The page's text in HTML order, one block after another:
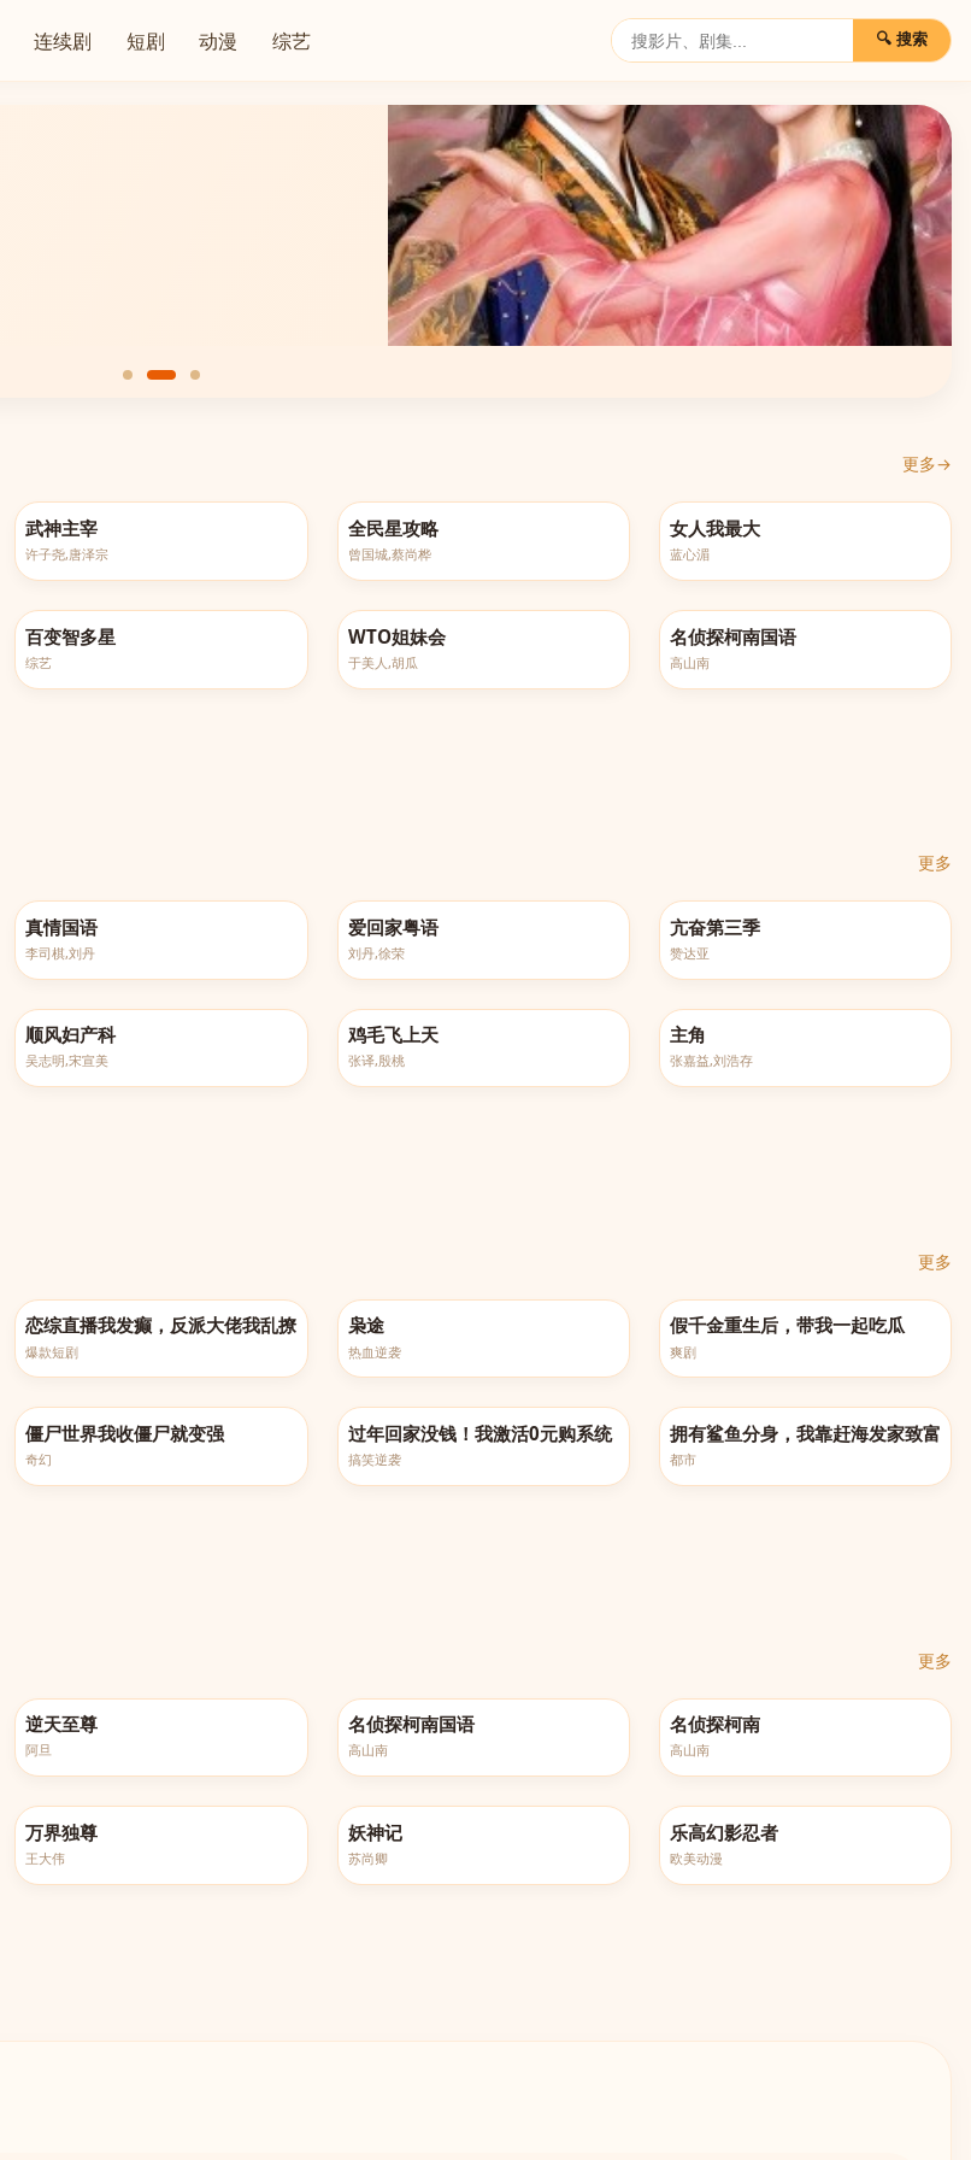
连续剧 短剧 动漫 综艺 🔍 搜索
更多→
武神主宰
许子尧,唐泽宗
全民星攻略
曾国城,蔡尚桦
女人我最大
蓝心湄
百变智多星
综艺
WTO姐妹会
于美人,胡瓜
名侦探柯南国语
高山南
更多
真情国语
李司棋,刘丹
爱回家粤语
刘丹,徐荣
亢奋第三季
赞达亚
已完结
顺风妇产科
吴志明,宋宣美
已完结
鸡毛飞上天
张译,殷桃
更新至第27集
主角
张嘉益,刘浩存
更多
恋综直播我发癫，反派大佬我乱撩
爆款短剧
枭途
热血逆袭
假千金重生后，带我一起吃瓜
爽剧
僵尸世界我收僵尸就变强
奇幻
过年回家没钱！我激活0元购系统
搞笑逆袭
拥有鲨鱼分身，我靠赶海发家致富
都市
更多
逆天至尊
阿旦
名侦探柯南国语
高山南
名侦探柯南
高山南
万界独尊
王大伟
妖神记
苏尚卿
乐高幻影忍者
欧美动漫